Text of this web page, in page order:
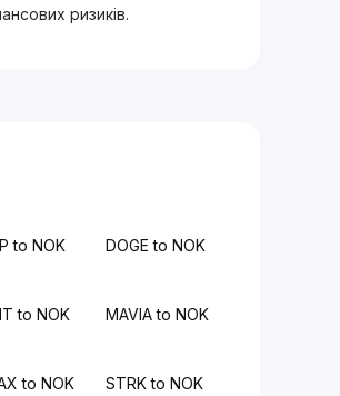
ризиків.
to NOK DOGE to NOK
to NOK MAVIA to NOK
to NOK STRK to NOK